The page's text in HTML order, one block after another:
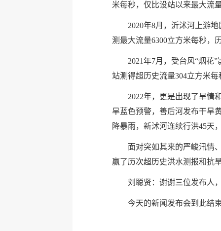
米每秒，仅比设站以来最大流
2020年8月，沂沭河上游
测最大流量6300立方米每秒，
2021年7月，受台风“烟花
站测得超历史流量304立方米
2022年，更是出现了旱情
旱蓝色预警，善后河发布干旱
降暴雨，新沭河连续行洪45天
面对突如其来的严峻汛情
赢了历次超历史洪水测报和抗
刘聪贤：谢谢三位发布人
今天的新闻发布会到此结